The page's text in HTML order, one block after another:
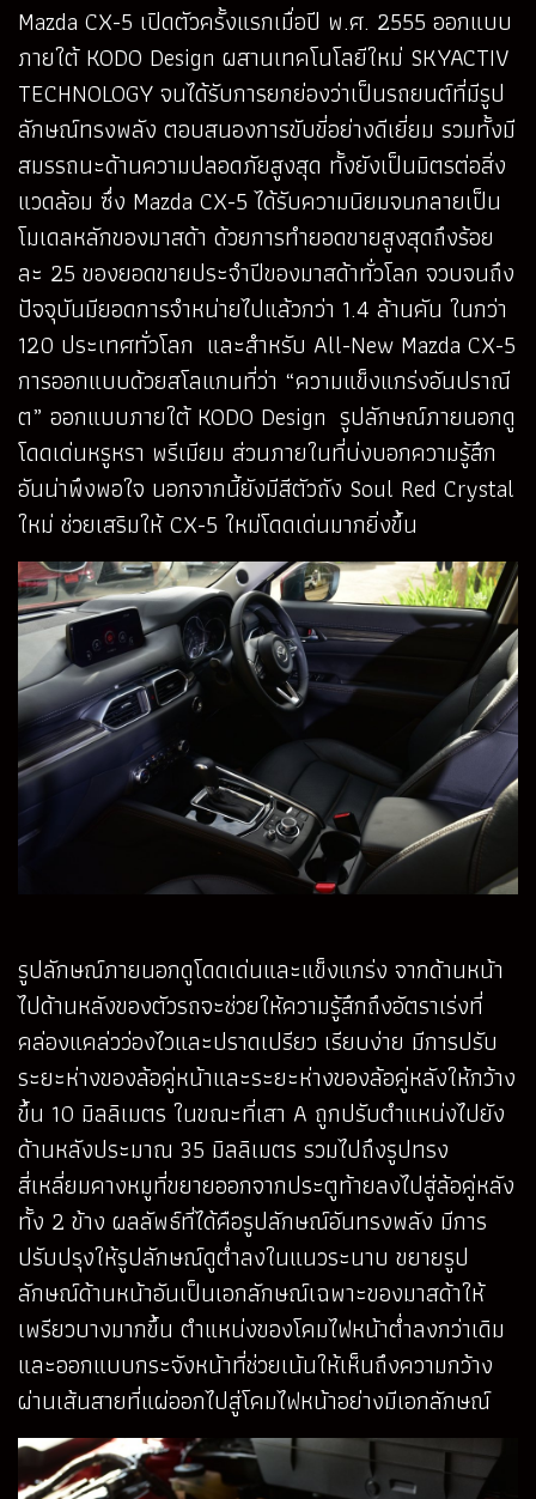
Mazda CX-5 เปิดตัวครั้งแรกเมื่อปี พ.ศ. 2555 ออกแบบ
ภายใต้ KODO Design ผสานเทคโนโลยีใหม่ SKYACTIV
TECHNOLOGY จนได้รับการยกย่องว่าเป็นรถยนต์ที่มีรูป
ลักษณ์ทรงพลัง ตอบสนองการขับขี่อย่างดีเยี่ยม รวมทั้งมี
สมรรถนะด้านความปลอดภัยสูงสุด ทั้งยังเป็นมิตรต่อสิ่ง
แวดล้อม ซึ่ง Mazda CX-5 ได้รับความนิยมจนกลายเป็น
โมเดลหลักของมาสด้า ด้วยการทำยอดขายสูงสุดถึงร้อย
ละ 25 ของยอดขายประจำปีของมาสด้าทั่วโลก จวบจนถึง
ปัจจุบันมียอดการจำหน่ายไปแล้วกว่า 1.4 ล้านคัน ในกว่า
120 ประเทศทั่วโลก และสำหรับ All-New Mazda CX-5
การออกแบบด้วยสโลแกนที่ว่า “ความแข็งแกร่งอันปราณี
ต” ออกแบบภายใต้ KODO Design รูปลักษณ์ภายนอกดู
โดดเด่นหรูหรา พรีเมียม ส่วนภายในที่บ่งบอกความรู้สึก
อันน่าพึงพอใจ นอกจากนี้ยังมีสีตัวถัง Soul Red Crystal
ใหม่ ช่วยเสริมให้ CX-5 ใหม่โดดเด่นมากยิ่งขึ้น
รูปลักษณ์ภายนอกดูโดดเด่นและแข็งแกร่ง จากด้านหน้า
ไปด้านหลังของตัวรถจะช่วยให้ความรู้สึกถึงอัตราเร่งที่
คล่องแคล่วว่องไวและปราดเปรียว เรียบง่าย มีการปรับ
ระยะห่างของล้อคู่หน้าและระยะห่างของล้อคู่หลังให้กว้าง
ขึ้น 10 มิลลิเมตร ในขณะที่เสา A ถูกปรับตำแหน่งไปยัง
ด้านหลังประมาณ 35 มิลลิเมตร รวมไปถึงรูปทรง
สี่เหลี่ยมคางหมูที่ขยายออกจากประตูท้ายลงไปสู่ล้อคู่หลัง
ทั้ง 2 ข้าง ผลลัพธ์ที่ได้คือรูปลักษณ์อันทรงพลัง มีการ
ปรับปรุงให้รูปลักษณ์ดูต่ำลงในแนวระนาบ ขยายรูป
ลักษณ์ด้านหน้าอันเป็นเอกลักษณ์เฉพาะของมาสด้าให้
เพรียวบางมากขึ้น ตำแหน่งของโคมไฟหน้าต่ำลงกว่าเดิม
และออกแบบกระจังหน้าที่ช่วยเน้นให้เห็นถึงความกว้าง
ผ่านเส้นสายที่แผ่ออกไปสู่โคมไฟหน้าอย่างมีเอกลักษณ์